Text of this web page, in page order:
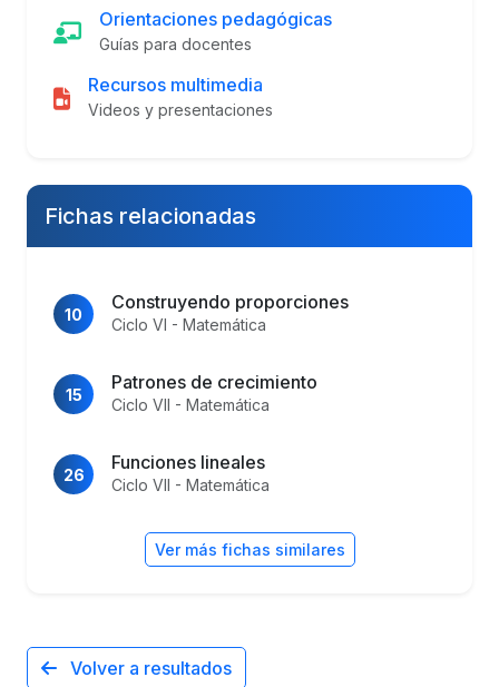
Orientaciones pedagógicas
Guías para docentes
Recursos multimedia
Videos y presentaciones
Fichas relacionadas
10
Construyendo proporciones
Ciclo VI - Matemática
15
Patrones de crecimiento
Ciclo VII - Matemática
26
Funciones lineales
Ciclo VII - Matemática
Ver más fichas similares
Volver a resultados